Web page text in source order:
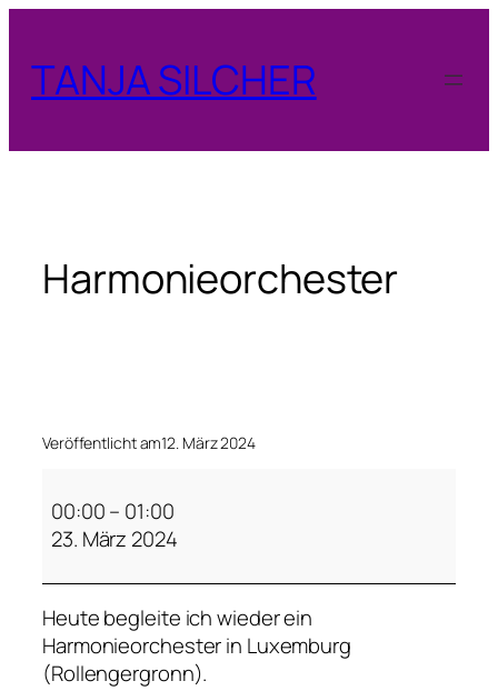
springen
TANJA SILCHER
Harmonieorchester
Veröffentlicht am12. März 2024
o
n
i
e
00:00– 01:00
23. März 2024
Heute begleite ich wieder ein
Harmonieorchester in Luxemburg
(Rollengergronn).